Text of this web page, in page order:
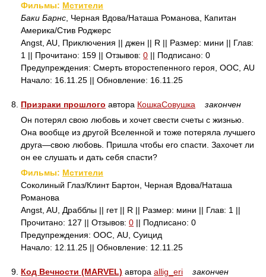
Фильмы: Мстители
Баки Барнс , Черная Вдова/Наташа Романова, Капитан
Америка/Стив Роджерс
Angst, AU, Приключения || джен || R || Размер: мини || Глав:
1 || Прочитано: 159 || Отзывов: 0 || Подписано: 0
Предупреждения: Смерть второстепенного героя, ООС, AU
Начало: 16.11.25 || Обновление: 16.11.25
8. Призраки прошлого автора КошкаСовушка
закончен
Он потерял свою любовь и хочет свести счеты с жизнью.
Она вообще из другой Вселенной и тоже потеряла лучшего
друга—свою любовь. Пришла чтобы его спасти. Захочет ли
он ее слушать и дать себя спасти?
Фильмы: Мстители
Соколиный Глаз/Клинт Бартон, Черная Вдова/Наташа
Романова
Angst, AU, Драбблы || гет || R || Размер: мини || Глав: 1 ||
Прочитано: 127 || Отзывов: 0 || Подписано: 0
Предупреждения: ООС, AU, Суицид
Начало: 12.11.25 || Обновление: 12.11.25
9. Код Вечности (MARVEL) автора allig_eri
закончен